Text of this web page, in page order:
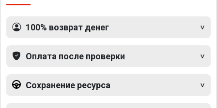
100% возврат денег
Оплата после проверки
Сохранение ресурса